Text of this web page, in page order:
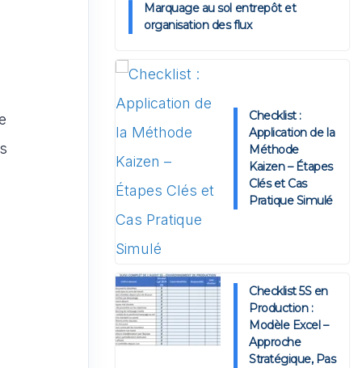
Marquage au sol entrepôt et
organisation des flux
Checklist :
Application de la
Méthode
Kaizen – Étapes
Clés et Cas
Pratique Simulé
Checklist 5S en
Production :
Modèle Excel –
Approche
Stratégique, Pas